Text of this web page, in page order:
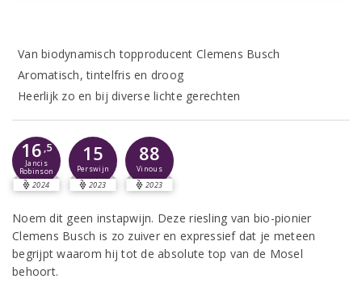
Van biodynamisch topproducent Clemens Busch
Aromatisch, tintelfris en droog
Heerlijk zo en bij diverse lichte gerechten
16 ,5
Jancis
Robinson
2024
15
Perswijn
2023
88
Vinous
2023
Noem dit geen instapwijn. Deze riesling van bio-pionier
Clemens Busch is zo zuiver en expressief dat je meteen
begrijpt waarom hij tot de absolute top van de Mosel
behoort.